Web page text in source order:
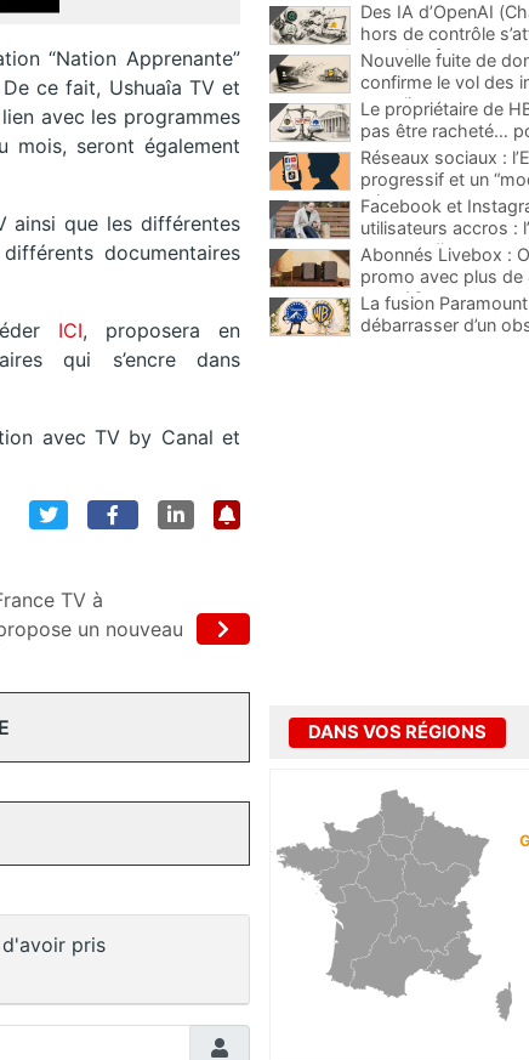
“Nation Apprenante”
ce fait, Ushuaîa TV et
avec les programmes
mois, seront également
ainsi que les différentes
documentaires
ICI, proposera en
qui s’encre dans
avec TV by Canal et
TV à
un nouveau
pris
Des IA d’OpenAI
hors de contrôle
une plateforme
Nouvelle fuite de
confirme le vol des
ses clients
Le propriétaire de
pas être racheté…
Réseaux sociaux :
progressif et un
mineurs
Facebook et
utilisateurs accros :
menace d’une
Abonnés Livebox :
promo avec plus
pour 1€
La fusion
débarrasser d’un
DANS VOS RÉGIONS